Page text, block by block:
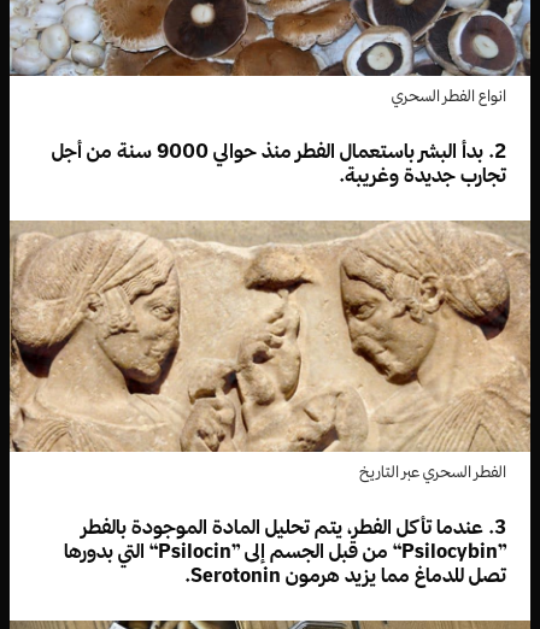
انواع الفطر السحري
2. بدأ البشر باستعمال الفطر منذ حوالي 9000 سنة من أجل
تجارب جديدة وغريبة.
الفطر السحري عبر التاريخ
3. عندما تأكل الفطر، يتم تحليل المادة الموجودة بالفطر
”Psilocybin“ من قبل الجسم إلى ”Psilocin“ التي بدورها
تصل للدماغ مما يزيد هرمون Serotonin.